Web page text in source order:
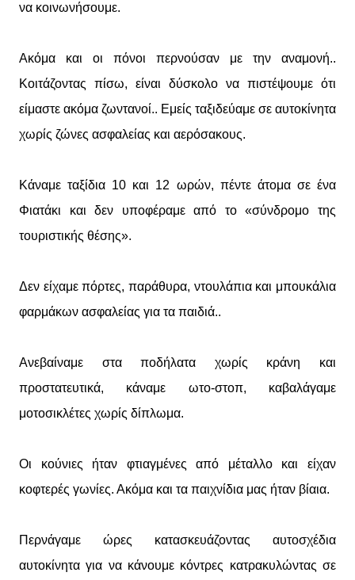
να κοινωνήσουμε.
Ακόμα και οι πόνοι περνούσαν με την αναμονή..
Κοιτάζοντας πίσω, είναι δύσκολο να πιστέψουμε ότι
είμαστε ακόμα ζωντανοί.. Εμείς ταξιδεύαμε σε αυτοκίνητα
χωρίς ζώνες ασφαλείας και αερόσακους.
Κάναμε ταξίδια 10 και 12 ωρών, πέντε άτομα σε ένα
Φιατάκι και δεν υποφέραμε από το «σύνδρομο της
τουριστικής θέσης».
Δεν είχαμε πόρτες, παράθυρα, ντουλάπια και μπουκάλια
φαρμάκων ασφαλείας για τα παιδιά..
Ανεβαίναμε στα ποδήλατα χωρίς κράνη και
προστατευτικά, κάναμε ωτο-στοπ, καβαλάγαμε
μοτοσικλέτες χωρίς δίπλωμα.
Οι κούνιες ήταν φτιαγμένες από μέταλλο και είχαν
κοφτερές γωνίες. Ακόμα και τα παιχνίδια μας ήταν βίαια.
Περνάγαμε ώρες κατασκευάζοντας αυτοσχέδια
αυτοκίνητα για να κάνουμε κόντρες κατρακυλώντας σε